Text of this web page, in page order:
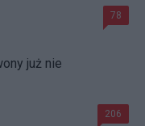
78
już nie
206